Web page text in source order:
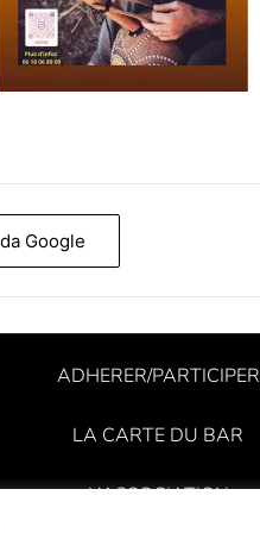
Google
ADHERER/PARTICIPER
LA CARTE DU BAR
L’ASSOCIATION